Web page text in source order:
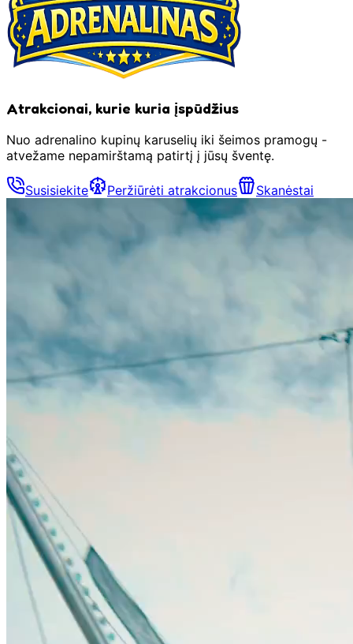
Atrakcionai, kurie kuria įspūdžius
Nuo adrenalino kupinų karuselių iki šeimos pramogų -
atvežame nepamirštamą patirtį į jūsų šventę.
Susisiekite Peržiūrėti atrakcionus Skanėstai